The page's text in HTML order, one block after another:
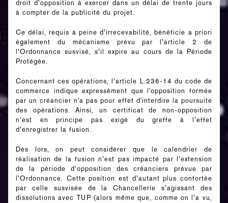
droit d’opposition à exercer dans un délai de trente jours
à compter de la publicité du projet.
Ce délai, requis à peine d’irrecevabilité, bénéficie a priori
également du mécanisme prévu par l’article 2 de
l’Ordonnance susvisé, s’il expire au cours de la Période
Protégée.
Concernant ces opérations, l’article L.236-14 du code de
commerce indique expressément que l'opposition formée
par un créancier n'a pas pour effet d'interdire la poursuite
des opérations. Ainsi, un certificat de non-opposition
n’est en principe pas exigé du greffe à l’effet
d’enregistrer la fusion.
Dès lors, on peut considérer que le calendrier de
réalisation de la fusion n’est pas impacté par l’extension
de la période d’opposition des créanciers prévue par
l’Ordonnance. Cette position est d’autant plus confortée
par celle susvisée de la Chancellerie s’agissant des
dissolutions avec TUP (alors même que, comme on l’a vu,